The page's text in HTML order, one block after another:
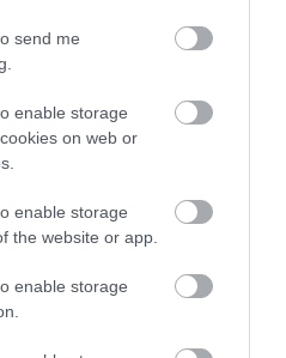
send me
enable storage
on web or
enable storage
the website or app.
enable storage
HŐKUPOLA A LAKÁSBAN: ÍGY